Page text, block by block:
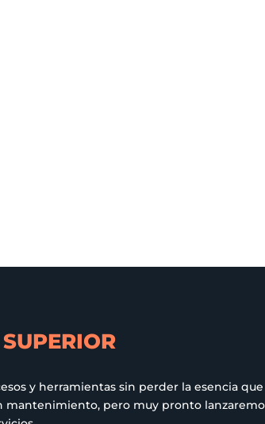
y herramientas sin perder la esencia
mantenimiento, pero muy pronto